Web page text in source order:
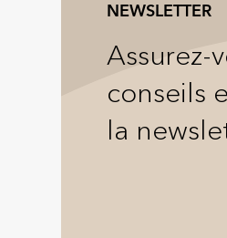
NEWSLETTER
Assurez-
conseils
la